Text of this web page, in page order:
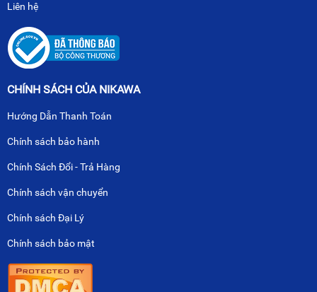
Liên hệ
CHÍNH SÁCH CỦA NIKAWA
Hướng Dẫn Thanh Toán
Chính sách bảo hành
Chính Sách Đổi - Trả Hàng
Chính sách vận chuyển
Chính sách Đại Lý
Chính sách bảo mật